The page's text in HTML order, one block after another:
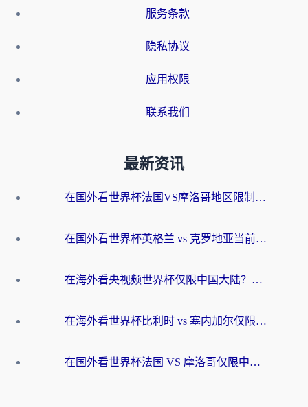
服务条款
隐私协议
应用权限
联系我们
最新资讯
在国外看世界杯法国VS摩洛哥地区限制？这篇指南让你流畅看中文解说无压力
在国外看世界杯英格兰 vs 克罗地亚当前地区不可播放？这篇指南帮你搞定所有海外观赛难题
在海外看央视频世界杯仅限中国大陆？这篇指南帮你解锁中文解说+无卡顿直播
在海外看世界杯比利时 vs 塞内加尔仅限中国大陆？我找到了最流畅的中文解说之路
在国外看世界杯法国 VS 摩洛哥仅限中国大陆？海外党这样看中文解说赛事不卡顿